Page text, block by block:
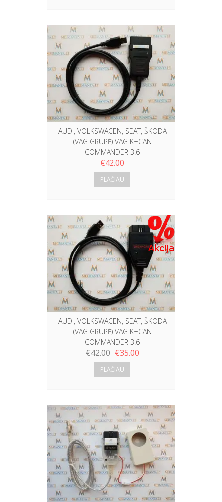
AUDI, VOLKSWAGEN, SEAT, ŠKODA
(VAG GRUPĖ) VAG K+CAN
COMMANDER 3.6
€42.00
PLAČIAU
AUDI, VOLKSWAGEN, SEAT, ŠKODA
(VAG GRUPĖ) VAG K+CAN
COMMANDER 3.6
€42.00 €35.00
PLAČIAU